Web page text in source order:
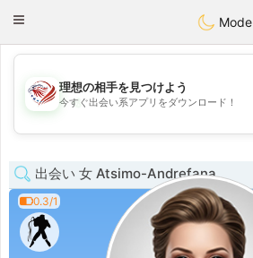
StatesDating
Toggle
Mode
💖
💕
理想の相手を見つけよう
今すぐ出会い系アプリをダウンロード！
出会い 女 Atsimo-Andrefana
0.3/1